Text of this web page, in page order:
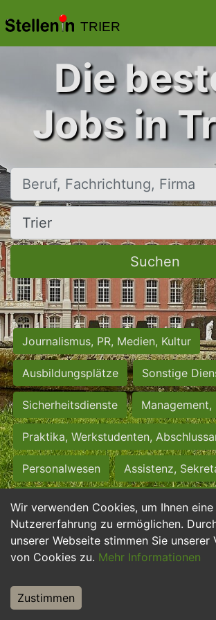
TRIER
Wir verwenden Cookies, um Ihnen
Nutzererfahrung zu ermöglichen.
unserer Webseite stimmen Sie unserer
von Cookies zu. Mehr Informationen
Zustimmen
Die
Jobs in
Beruf, Fachrichtung, Firma
Ort, Stadt
Suchen
Journalismus, PR, Medien, Kultur
Ausbildungsplätze Sonstige
Sicherheitsdienste Management,
Praktika, Werkstudenten,
Personalwesen Assistenz,
Hilfskräfte, Aushilfs- und Nebenjobs
Einkauf, Logistik, Materialwirtschaft
Weiterbildung, Studium, duale
Tourismus